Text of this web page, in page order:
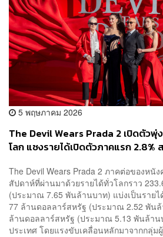
5 พฤษภาคม 2026
The Devil Wears Prada 2 เปิดตัวพุ่
โลก แซงรายได้เปิดตัวภาคแรก
The Devil Wears Prada 2 ภาคต่อของหนั
สัปดาห์ที่ผ่านมาด้วยรายได้ทั่วโลกราว
(ประมาณ 7.65 พันล้านบาท) แบ่งเป็นราย
77 ล้านดอลลาร์สหรัฐ (ประมาณ 2.52 พัน
ล้านดอลลาร์สหรัฐ (ประมาณ 5.13 พันล้าน
ประเทศ โดยแรงขับเคลื่อนหลักมาจากกลุ่ม